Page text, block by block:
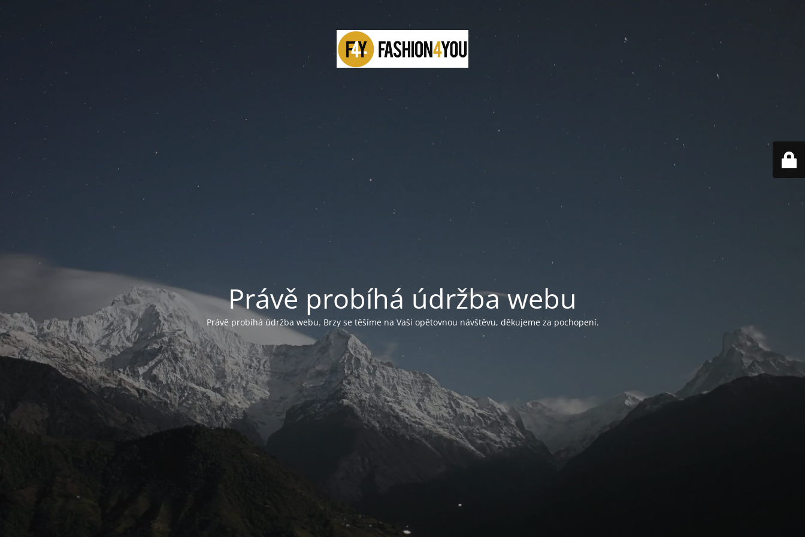
Právě probíhá údržba webu
Právě probíhá údržba webu. Brzy se těšíme na Vaši opětovnou návštěvu, děkujeme za pochopení.